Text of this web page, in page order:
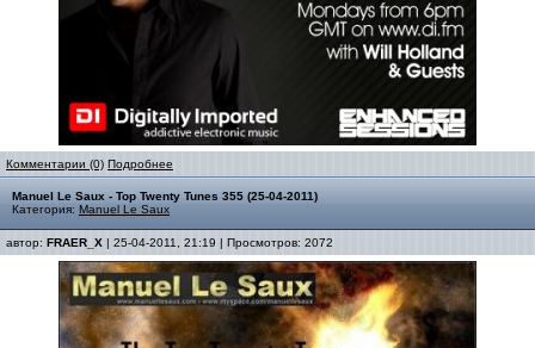
Комментарии (0) Подробнее
Manuel Le Saux - Top Twenty Tunes 355 (25-04-2011)
Категория: Manuel Le Saux
автор: FRAER_X | 25-04-2011, 21:19 | Просмотров: 2072